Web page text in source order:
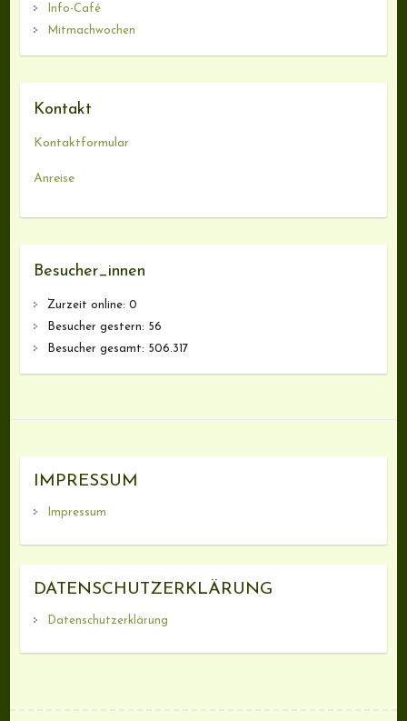
Info-Café
Mitmachwochen
Kontakt
Kontaktformular
Anreise
Besucher_innen
Zurzeit online: 0
Besucher gestern: 56
Besucher gesamt: 506.317
IMPRESSUM
Impressum
DATENSCHUTZERKLÄRUNG
Datenschutzerklärung